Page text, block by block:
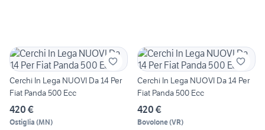
Cerchi In Lega NUOVI Da 14 Per
Fiat Panda 500 Ecc
420 €
Ostiglia (MN)
Cerchi In Lega NUOVI Da 14 Per
Fiat Panda 500 Ecc
420 €
Bovolone(VR)